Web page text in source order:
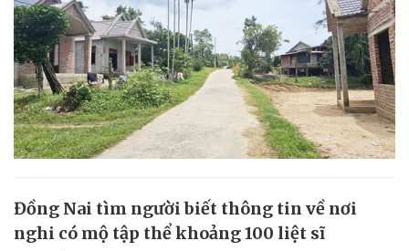
Đồng Nai tìm người biết thông tin về nơi
nghi có mộ tập thể khoảng 100 liệt sĩ